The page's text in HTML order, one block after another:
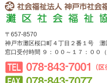
〒657-8570
神戸市灘区桜口町４丁目２番１号 灘
窓口受付時間 ９：００～１７：００
078-843-7001（区役所代表）